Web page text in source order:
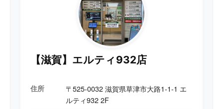
【滋賀】エルティ932店
住所
〒525-0032 滋賀県草津市大路1-1-1 エ
ルティ932 2F